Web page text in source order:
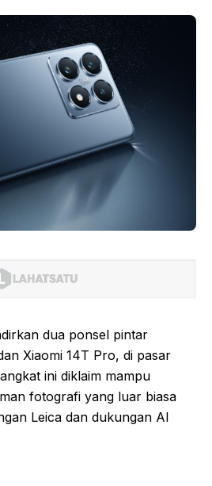
dua ponsel pintar
Xiaomi 14T Pro, di pasar
ini diklaim mampu
fotografi yang luar biasa
Leica dan dukungan AI